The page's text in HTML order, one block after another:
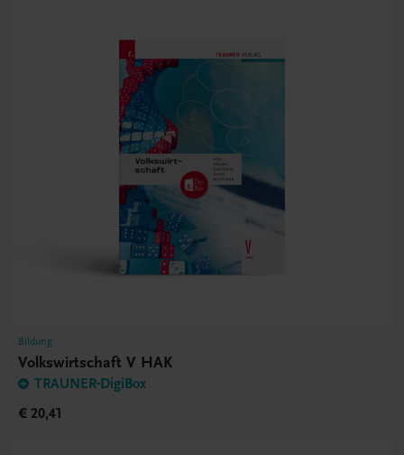
Bildung
Volkswirtschaft V HAK
TRAUNER-DigiBox
€ 20,41